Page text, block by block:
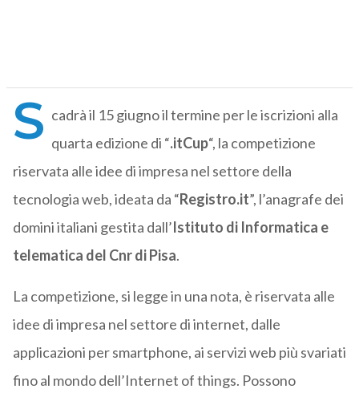
S cadrà il 15 giugno il termine per le iscrizioni alla
quarta edizione di “.itCup“, la competizione
riservata alle idee di impresa nel settore della
tecnologia web, ideata da “Registro.it”, l’anagrafe dei
domini italiani gestita dall’Istituto di Informatica e
telematica del Cnr di Pisa.
La competizione, si legge in una nota, è riservata alle
idee di impresa nel settore di internet, dalle
applicazioni per smartphone, ai servizi web più svariati
fino al mondo dell’Internet of things. Possono